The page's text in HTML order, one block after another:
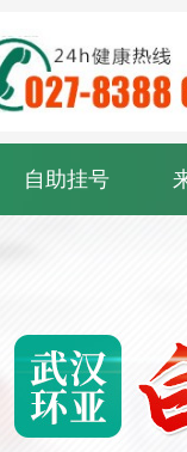
自助挂号